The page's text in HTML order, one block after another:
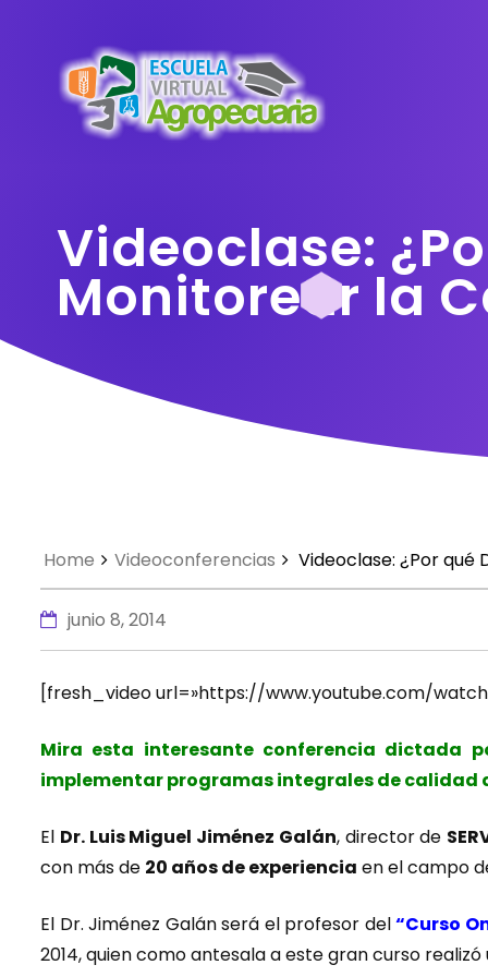
Videoclase:
Monitorear la
Home Videoconferencias Videoclase: ¿Por qué
junio 8, 2014
[fresh_video url=»https://www.youtube.com/
Mira esta interesante conferencia dictada
implementar programas integrales de calidad
El Dr. Luis Miguel Jiménez Galán, director de
con más de 20 años de experiencia en el campo
El Dr. Jiménez Galán será el profesor del“Curso
2014, quien como antesala a este gran curso